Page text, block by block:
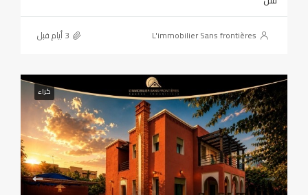
L'immobilier Sans frontières
كراء